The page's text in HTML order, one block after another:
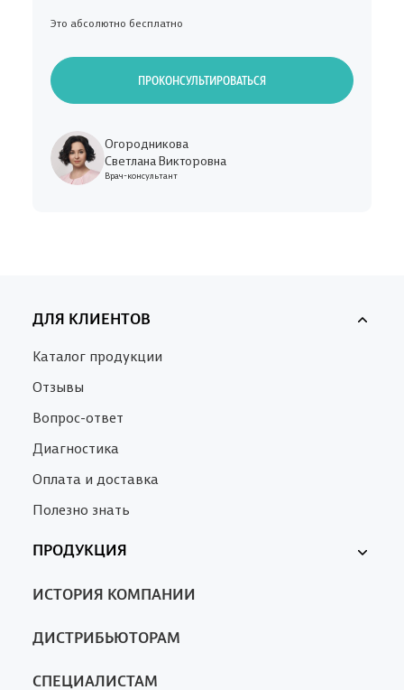
Это абсолютно бесплатно
ПРОКОНСУЛЬТИРОВАТЬСЯ
Огородникова
Светлана Викторовна
Врач-консультант
ДЛЯ КЛИЕНТОВ
Каталог продукции
Отзывы
Вопрос-ответ
Диагностика
Оплата и доставка
Полезно знать
ПРОДУКЦИЯ
Ферменкол
ИСТОРИЯ КОМПАНИИ
ДИСТРИБЬЮТОРАМ
СПЕЦИАЛИСТАМ